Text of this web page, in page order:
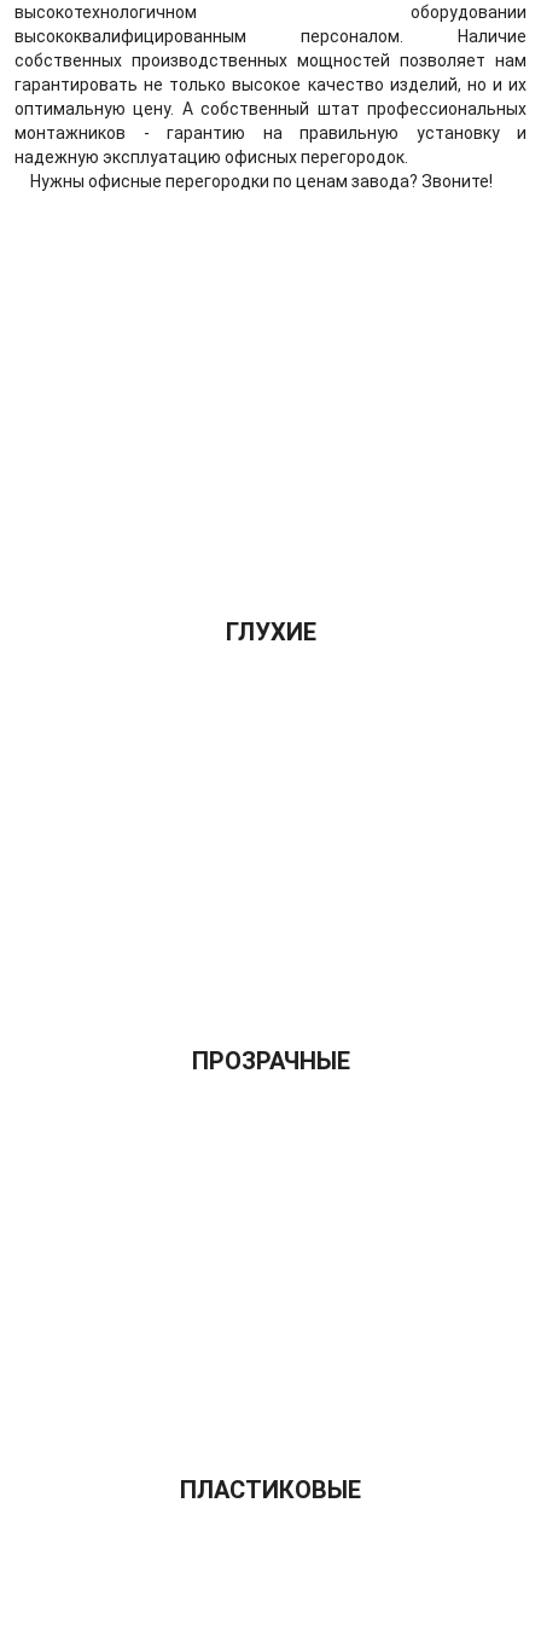
высокотехнологичном оборудовании
высококвалифицированным персоналом. Наличие
собственных производственных мощностей позволяет нам
гарантировать не только высокое качество изделий, но и их
оптимальную цену. А собственный штат профессиональных
монтажников - гарантию на правильную установку и
надежную эксплуатацию офисных перегородок.
Нужны офисные перегородки по ценам завода? Звоните!
ГЛУХИЕ
ПРОЗРАЧНЫЕ
ПЛАСТИКОВЫЕ